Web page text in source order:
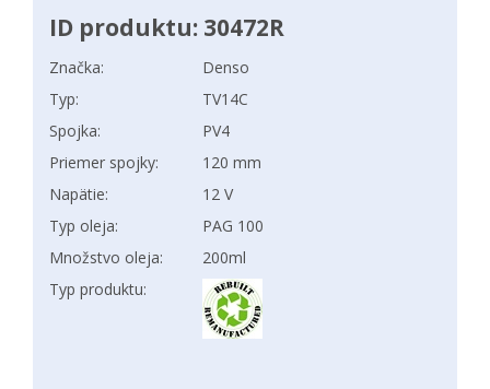
ID produktu: 30472R
Značka:
Denso
Typ:
TV14C
Spojka:
PV4
Priemer spojky:
120 mm
Napätie:
12 V
Typ oleja:
PAG 100
Množstvo oleja:
200ml
Typ produktu: